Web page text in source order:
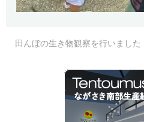
田んぼの生き物観察を行いました